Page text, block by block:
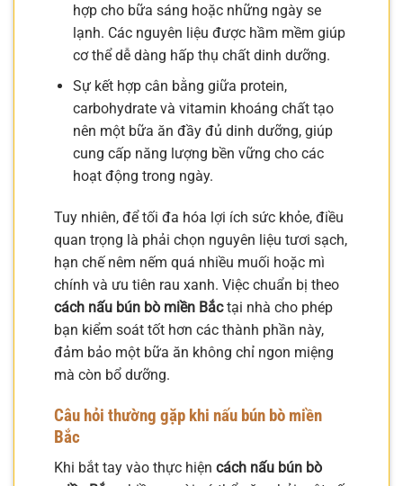
hợp cho bữa sáng hoặc những ngày se
lạnh. Các nguyên liệu được hầm mềm giúp
cơ thể dễ dàng hấp thụ chất dinh dưỡng.
Sự kết hợp cân bằng giữa protein,
carbohydrate và vitamin khoáng chất tạo
nên một bữa ăn đầy đủ dinh dưỡng, giúp
cung cấp năng lượng bền vững cho các
hoạt động trong ngày.
Tuy nhiên, để tối đa hóa lợi ích sức khỏe, điều
quan trọng là phải chọn nguyên liệu tươi sạch,
hạn chế nêm nếm quá nhiều muối hoặc mì
chính và ưu tiên rau xanh. Việc chuẩn bị theo
cách nấu bún bò miền Bắctại nhà cho phép
bạn kiểm soát tốt hơn các thành phần này,
đảm bảo một bữa ăn không chỉ ngon miệng
mà còn bổ dưỡng.
Câu hỏi thường gặp khi nấu bún bò miền
Bắc
Khi bắt tay vào thực hiện cách nấu bún bò